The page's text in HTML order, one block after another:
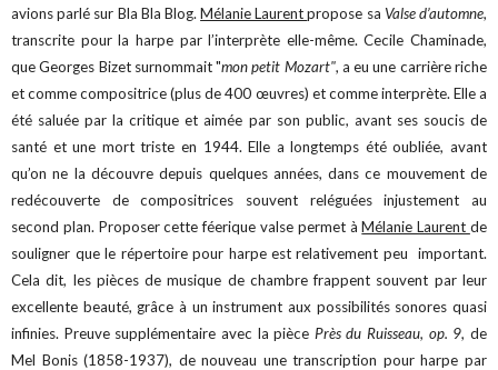
avions parlé sur Bla Bla Blog.Mélanie Laurentpropose sa Valse d’automne,
transcrite pour la harpe par l’interprète elle-même. Cecile Chaminade,
que Georges Bizet surnommait "mon petit Mozart", a eu une carrière riche
et comme compositrice (plus de 400 œuvres) et comme interprète. Elle a
été saluée par la critique et aimée par son public, avant ses soucis de
santé et une mort triste en 1944. Elle a longtemps été oubliée, avant
qu’on ne la découvre depuis quelques années, dans ce mouvement de
redécouverte de compositrices souvent reléguées injustement au
second plan. Proposer cette féerique valse permet àMélanie Laurent de
souligner que le répertoire pour harpe est relativement peu important.
Cela dit, les pièces de musique de chambre frappent souvent par leur
excellente beauté, grâce à un instrument aux possibilités sonores quasi
infinies. Preuve supplémentaire avec la pièce Près du Ruisseau, op. 9, de
Mel Bonis (1858-1937), de nouveau une transcription pour harpe par